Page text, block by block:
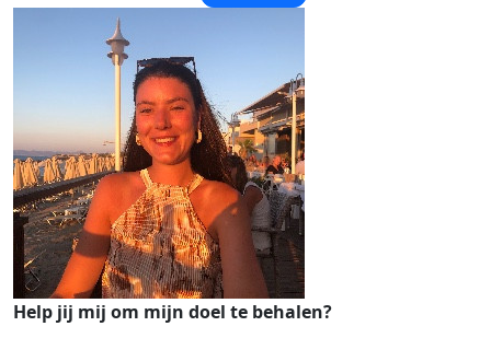
Help jij mij om mijn doel te behalen?